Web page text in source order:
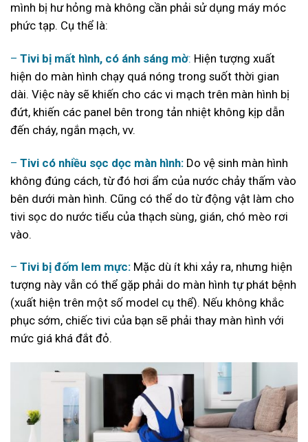
mình bị hư hỏng mà không cần phải sử dụng máy móc
phức tạp. Cụ thể là:
– Tivi bị mất hình, có ánh sáng mờ: Hiện tượng xuất
hiện do màn hình chạy quá nóng trong suốt thời gian
dài. Việc này sẽ khiến cho các vi mạch trên màn hình bị
đứt, khiến các panel bên trong tản nhiệt không kịp dẫn
đến cháy, ngắn mạch, vv.
– Tivi có nhiều sọc dọc màn hình: Do vệ sinh màn hình
không đúng cách, từ đó hơi ẩm của nước chảy thấm vào
bên dưới màn hình. Cũng có thể do từ động vật làm cho
tivi sọc do nước tiểu của thạch sùng, gián, chó mèo rơi
vào.
– Tivi bị đốm lem mực: Mặc dù ít khi xảy ra, nhưng hiện
tượng này vẫn có thể gặp phải do màn hình tự phát bệnh
(xuất hiện trên một số model cụ thể). Nếu không khắc
phục sớm, chiếc tivi của bạn sẽ phải thay màn hình với
mức giá khá đắt đỏ.